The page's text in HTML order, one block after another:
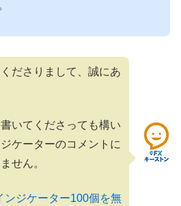
ださりまして、誠にあ
いてくださっても構い
ケーターのコメントに
せん。
ンジケーター100個を無